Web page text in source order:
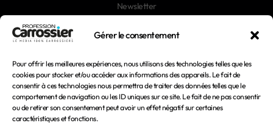
Gérer le consentement
Pour offrir les meilleures expériences, nous utilisons des technologies telles que les
cookies pour stocker et/ou accéder aux informations des appareils. Le fait de
consentir à ces technologies nous permettra de traiter des données telles que le
comportement de navigation ou les ID uniques sur ce site. Le fait de ne pas consentir
ou de retirer son consentement peut avoir un effet négatif sur certaines
caractéristiques et fonctions.
Newsletter
Mentions légales
Conditions générales d'utilisation
Conditions générales de vente